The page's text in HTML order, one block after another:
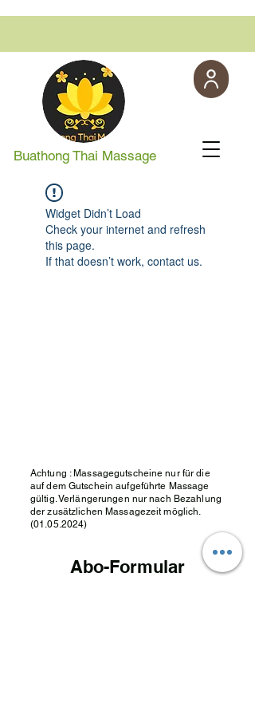
Buathong Thai Massage
Widget Didn’t Load
Check your internet and refresh
this page.
If that doesn’t work, contact us.
Achtung : Massagegutscheine nur für die
auf dem Gutschein aufgeführte Massage
gültig. Verlängerungen nur nach Bezahlung
der zusätzlichen Massagezeit möglich.
(01.05.2024)
Abo-Formular